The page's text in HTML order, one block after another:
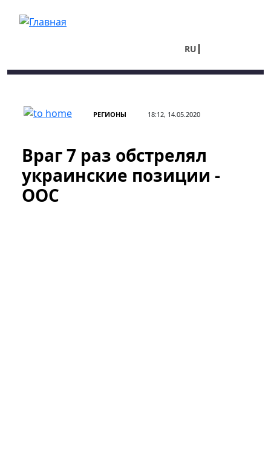
RU
РЕГИОНЫ 18:12, 14.05.2020
Враг 7 раз обстрелял
украинские позиции -
ООС